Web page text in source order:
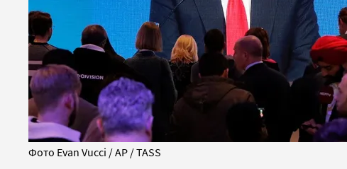
Фото Evan Vucci / AP / TASS